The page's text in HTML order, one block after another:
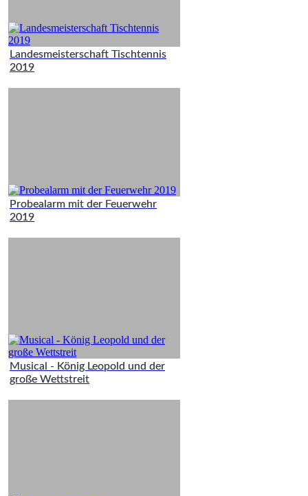
Landesmeisterschaft Tischtennis
2019
Probealarm mit der Feuerwehr
2019
Musical - König Leopold und der
große Wettstreit